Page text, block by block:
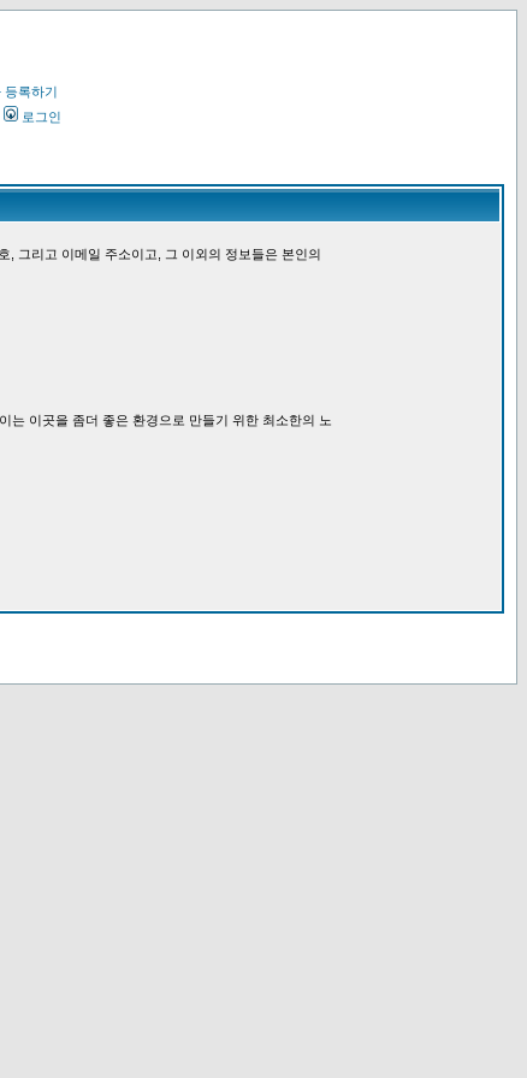
등록하기
로그인
, 그리고 이메일 주소이고, 그 이외의 정보들은 본인의
는 이곳을 좀더 좋은 환경으로 만들기 위한 최소한의 노